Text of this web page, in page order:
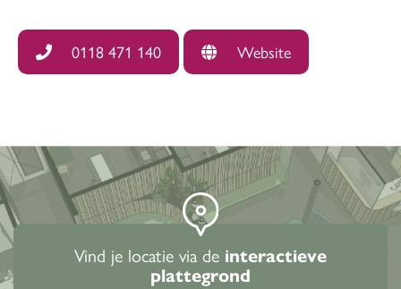
0118 471 140 Website
Vind je locatie via de interactieve
plattegrond